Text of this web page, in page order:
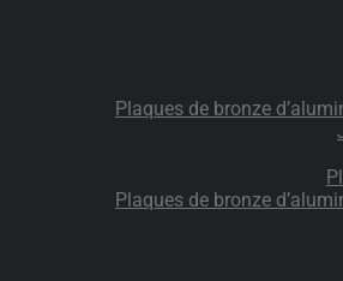
Plaques de bronze
Plaques de bronze